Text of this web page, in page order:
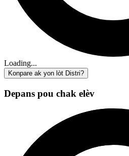
Loading...
Konpare ak yon lòt Distri?
Depans pou chak elèv